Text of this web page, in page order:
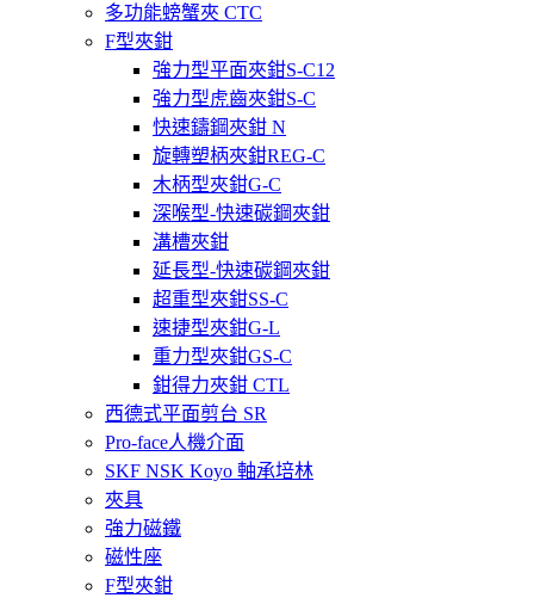
多功能螃蟹夾 CTC
F型夾鉗
強力型平面夾鉗S-C12
強力型虎齒夾鉗S-C
快速鑄鋼夾鉗 N
旋轉塑柄夾鉗REG-C
木柄型夾鉗G-C
深喉型-快速碳鋼夾鉗
溝槽夾鉗
延長型-快速碳鋼夾鉗
超重型夾鉗SS-C
速捷型夾鉗G-L
重力型夾鉗GS-C
鉗得力夾鉗 CTL
西德式平面剪台 SR
Pro-face人機介面
SKF NSK Koyo 軸承培林
夾具
強力磁鐵
磁性座
F型夾鉗